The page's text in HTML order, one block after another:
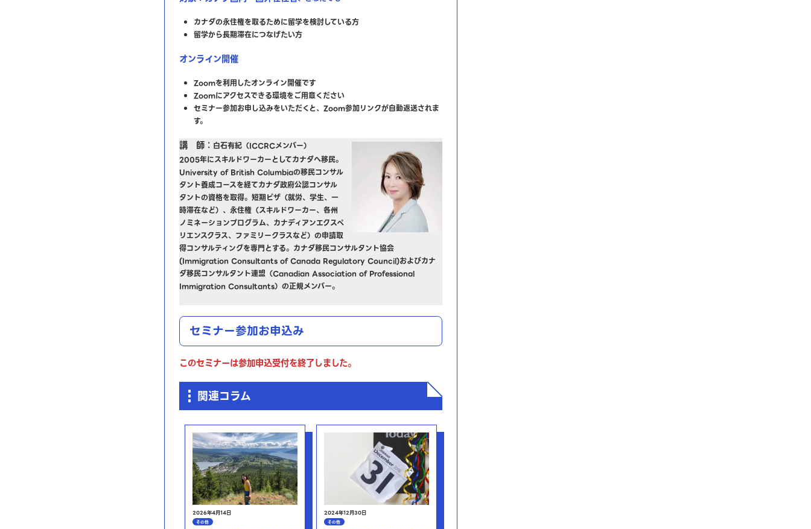
カナダの永住権を取るために留学を検討している方
留学から長期滞在につなげたい方
オンライン開催
Zoomを利用したオンライン開催です
Zoomにアクセスできる環境をご用意ください
セミナー参加お申し込みをいただくと、Zoom参加リンクが自動返送されま
す。
講 師： 白石有紀（ICCRCメンバー）
2005年にスキルドワーカーとしてカナダへ移民。
University of British Columbiaの移民コンサル
タント養成コースを経てカナダ政府公認コンサル
タントの資格を取得。短期ビザ（就労、学生、一
時滞在など）、永住権（スキルドワーカー、各州
ノミネーションプログラム、カナディアンエクスペ
リエンスクラス、ファミリークラスなど）の申請取
得コンサルティングを専門とする。カナダ移民コンサルタント協会
(Immigration Consultants of Canada Regulatory Council)およびカナ
ダ移民コンサルタント連盟（Canadian Association of Professional
Immigration Consultants）の正規メンバー。
セミナー参加お申込み
このセミナーは参加申込受付を終了しました。
関連コラム
2026年4月14日
その他
2024年12月30日
その他